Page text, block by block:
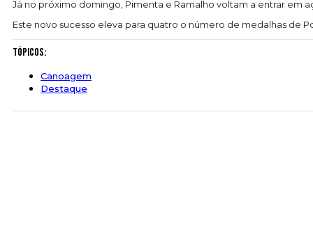
Já no próximo domingo, Pimenta e Ramalho voltam a entrar em
Este novo sucesso eleva para quatro o número de medalhas de
Tópicos:
Canoagem
Destaque